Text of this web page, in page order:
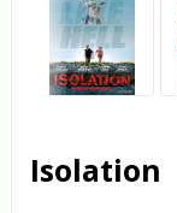
Isolation